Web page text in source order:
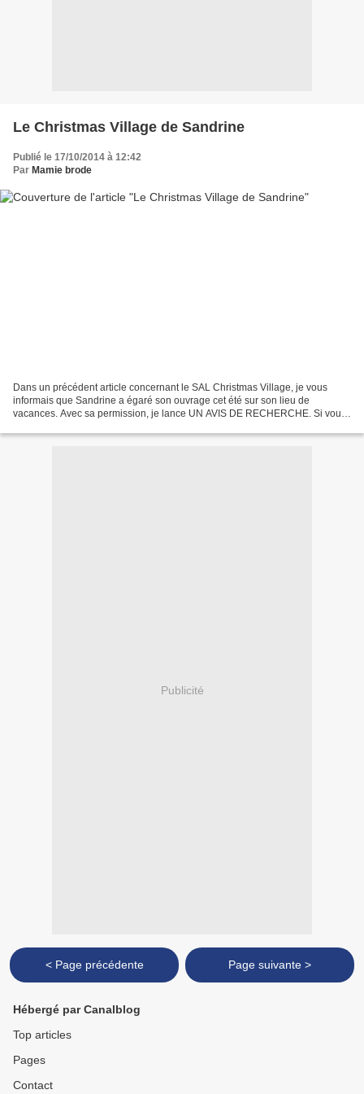
Le Christmas Village de Sandrine
Publié le 17/10/2014 à 12:42
Par Mamie brode
Dans un précédent article concernant le SAL Christmas Village, je vous
informais que Sandrine a égaré son ouvrage cet été sur son lieu de
vacances. Avec sa permission, je lance UN AVIS DE RECHERCHE. Si vous
Publicité
< Page précédente Page suivante >
Hébergé par Canalblog
Top articles
Pages
Contact